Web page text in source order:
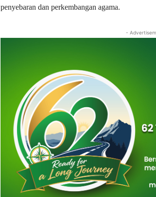
penyebaran dan perkembangan agama.
-